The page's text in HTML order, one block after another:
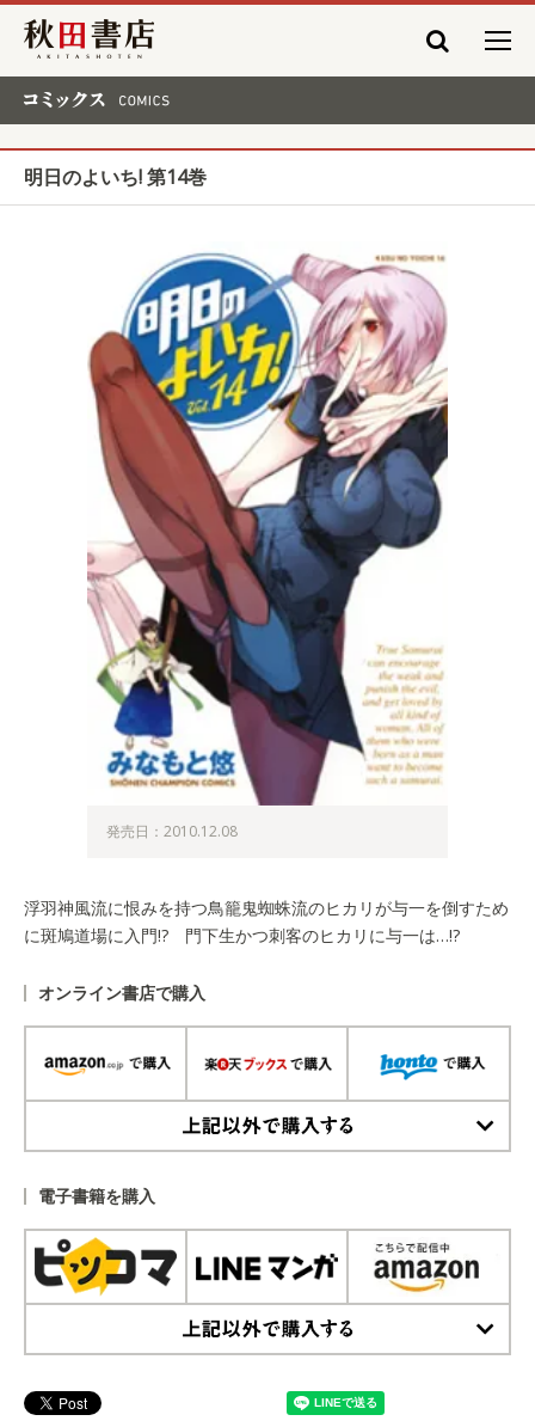
秋田書店
明日のよいち! 第14巻
発売日：2010.12.08
浮羽神風流に恨みを持つ鳥籠鬼蜘蛛流のヒカリが与一を倒すため
に斑鳩道場に入門!? 門下生かつ刺客のヒカリに与一は…!?
オンライン書店で購入
電子書籍を購入